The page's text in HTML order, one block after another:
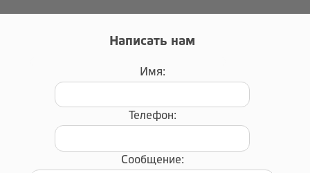
Написать нам
Имя:
Телефон:
Сообщение: